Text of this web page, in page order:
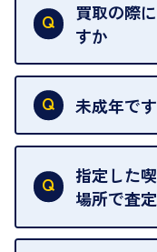
買取の際
すか
本人確認書類
類はこちらを
未成年で
18歳未満の方
ただけません
指定した
場所で査
ご自宅以外で